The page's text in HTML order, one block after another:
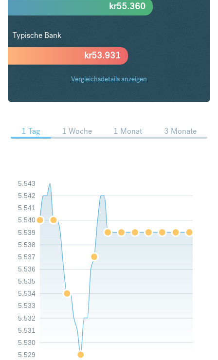
kr53.931
kr55.360
Typische Bank
Vergleichsdetails anzeigen
NZD in SEK Trends
1 Tag 1 Woche 1 Monat 3 Monate
5.529
5.530
5.531
5.532
5.533
5.534
5.535
5.536
5.537
5.538
5.539
5.540
5.541
5.542
5.543